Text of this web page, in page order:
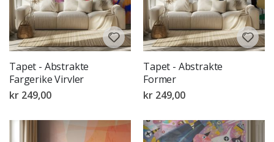
Tapet - Abstrakte
Fargerike Virvler
kr 249,00
Tapet - Abstrakte
Former
kr 249,00